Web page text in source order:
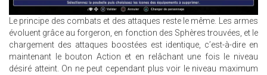
Le principe des combats et des attaques reste le même. Les armes
évoluent grâce au forgeron, en fonction des Sphères trouvées, et le
chargement des attaques boostées est identique, c’est-à-dire en
maintenant le bouton Action et en relâchant une fois le niveau
désiré atteint. On ne peut cependant plus voir le niveau maximum